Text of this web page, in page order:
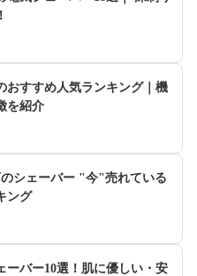
おすすめ人気ランキング｜機
を紹介
のシェーバー "今"売れている
ング
ーバー10選！肌に優しい・安